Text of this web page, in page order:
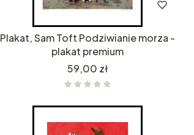
Plakat, Sam Toft Podziwianie morza -
plakat premium
Cena
59,00 zł